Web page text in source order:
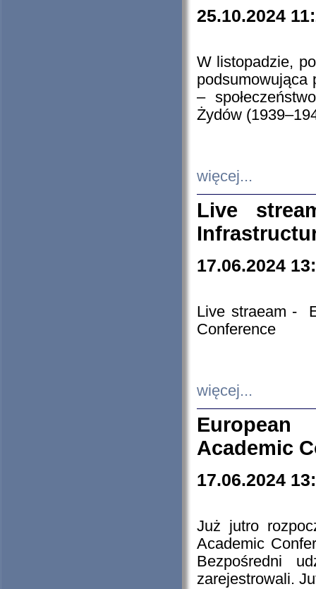
25.10.2024
W listopadzie,
podsumowująca
–
Żydów
więcej...
Live
17.06.2024
Live straeam -
Conference
więcej...
European
Academic
17.06.2024
Już jutro
Academic
Bezpośredni
zarejestrowali.